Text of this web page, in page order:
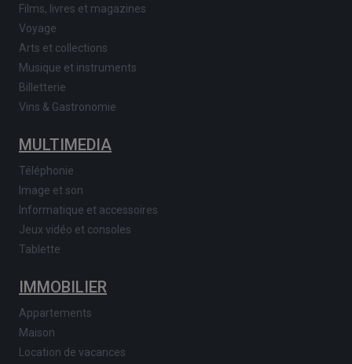
Films, livres et magazines
Voyage
Arts et collections
Musique et instruments
Billetterie
Vins & Gastronomie
MULTIMEDIA
Téléphonie
Image et son
Informatique et accessoires
Jeux vidéo et consoles
Tablette
IMMOBILIER
Appartements
Maison
Location de vacances